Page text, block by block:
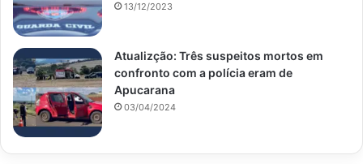
13/12/2023
Atualizção: Três suspeitos mortos em
confronto com a polícia eram de
Apucarana
03/04/2024